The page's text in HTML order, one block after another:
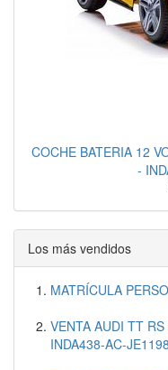
COCHE BATERIA 12
-
Los más vendidos
MATRÍCULA
VENTA AUDI TT
INDA438-AC-JE1198